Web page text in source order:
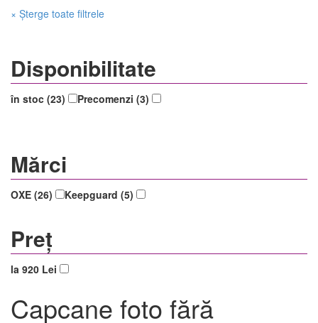
× Șterge toate filtrele
Disponibilitate
în stoc (23) Precomenzi (3)
Mărci
OXE (26) Keepguard (5)
Preț
la 920 Lei
Capcane foto fără